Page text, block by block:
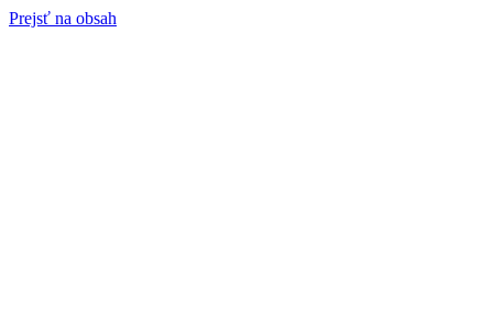
Prejsť na obsah